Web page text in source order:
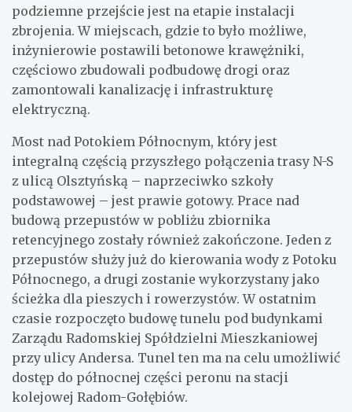
podziemne przejście jest na etapie instalacji
zbrojenia. W miejscach, gdzie to było możliwe,
inżynierowie postawili betonowe krawężniki,
częściowo zbudowali podbudowę drogi oraz
zamontowali kanalizację i infrastrukturę
elektryczną.
Most nad Potokiem Północnym, który jest
integralną częścią przyszłego połączenia trasy N-S
z ulicą Olsztyńską – naprzeciwko szkoły
podstawowej – jest prawie gotowy. Prace nad
budową przepustów w pobliżu zbiornika
retencyjnego zostały również zakończone. Jeden z
przepustów służy już do kierowania wody z Potoku
Północnego, a drugi zostanie wykorzystany jako
ścieżka dla pieszych i rowerzystów. W ostatnim
czasie rozpoczęto budowę tunelu pod budynkami
Zarządu Radomskiej Spółdzielni Mieszkaniowej
przy ulicy Andersa. Tunel ten ma na celu umożliwić
dostęp do północnej części peronu na stacji
kolejowej Radom-Gołębiów.